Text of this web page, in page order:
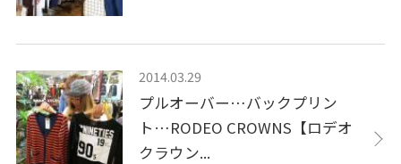
2014.03.29
プルオーバー…バックプリン
ト…RODEO CROWNS【ロデオ
クラウン...